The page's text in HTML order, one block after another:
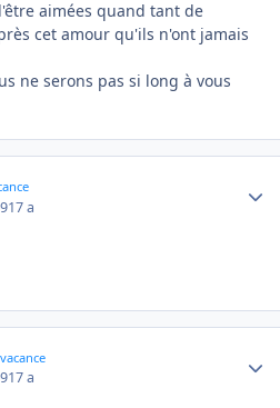
aimées quand tant de
cet amour qu'ils n'ont jamais
ne serons pas si long à vous
17 a
17 a